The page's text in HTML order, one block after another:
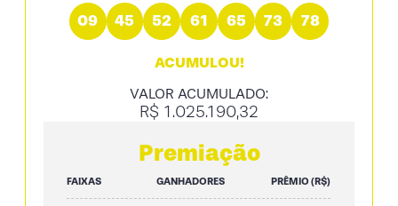
09 45 52 61 65 73 78
ACUMULOU!
VALOR ACUMULADO:
R$ 1.025.190,32
Premiação
FAIXAS GANHADORES PRÊMIO (R$)